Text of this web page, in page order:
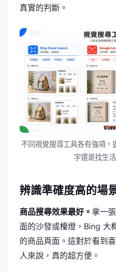
真實的判斷。
不同視覺搜尋工具各有強項，
字還是找生
辨識準確度高的場
商品搜尋效果最好。 拿一
面的沙發或檯燈，Bing 大
的商品頁面。這對於看到
人來說，真的超方便。